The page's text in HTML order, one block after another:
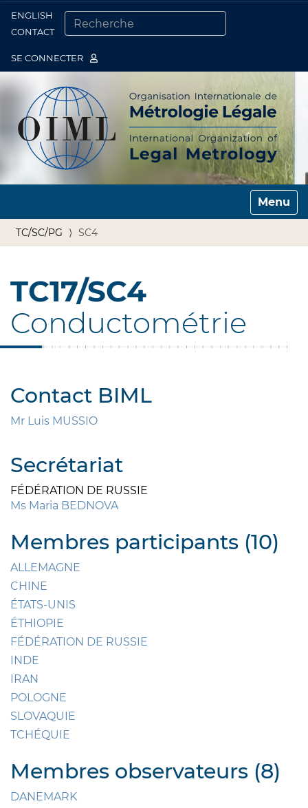
ENGLISH
CONTACT
SE CONNECTER
Toggle
TC/SC/PG SC4
TC17/SC4
Conductométrie
Contact BIML
Mr Luis MUSSIO
Secrétariat
FÉDÉRATION DE RUSSIE
Ms Maria BEDNOVA
Membres participants (10)
ALLEMAGNE
CHINE
ÉTATS-UNIS
ÉTHIOPIE
FÉDÉRATION DE RUSSIE
INDE
IRAN
POLOGNE
SLOVAQUIE
TCHÉQUIE
Membres observateurs (8)
DANEMARK